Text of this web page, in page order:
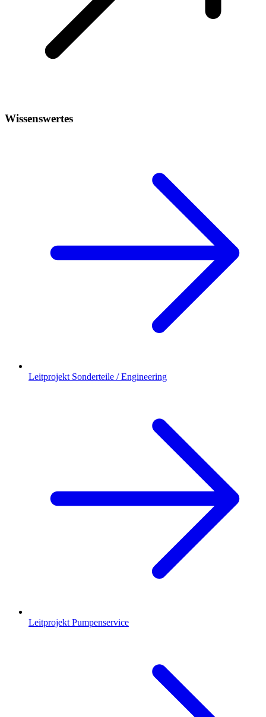
Wissenswertes
Leitprojekt Sonderteile / Engineering
Leitprojekt Pumpenservice